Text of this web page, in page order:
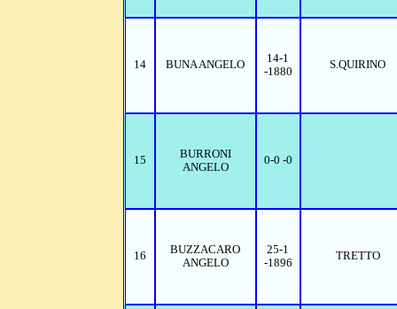
14 BUNA ANGELO
14-1
-1880
S.QUIRINO
15
BURRONI
ANGELO
0-0 -0
16
BUZZACARO
ANGELO
25-1
-1896
TRETTO